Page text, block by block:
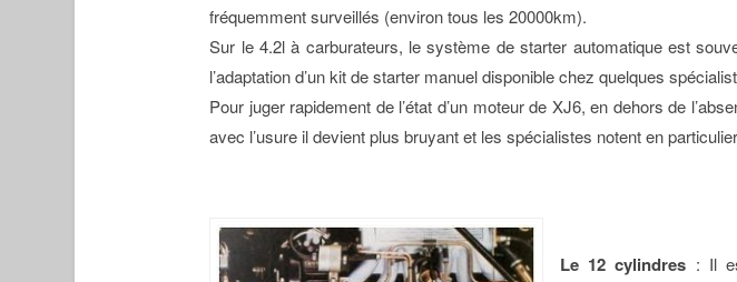
fréquemment surveillés (environ tous les 20000km).
Sur le 4.2l à carburateurs, le système de starter automatique est
l’adaptation d’un kit de starter manuel disponible chez quelques
Pour juger rapidement de l’état d’un moteur de XJ6, en dehors de
avec l’usure il devient plus bruyant et les spécialistes notent en
Le 12 cylindres : Il